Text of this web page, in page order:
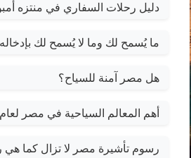
دليل رحلات السفاري في منتزه
ما يُسمح لك وما لا يُسمح لك
هل مصر آمنة للسياح؟
أهم المعالم السياحية في مصر لعام 2026
رسوم تأشيرة مصر لا تزال كما هي